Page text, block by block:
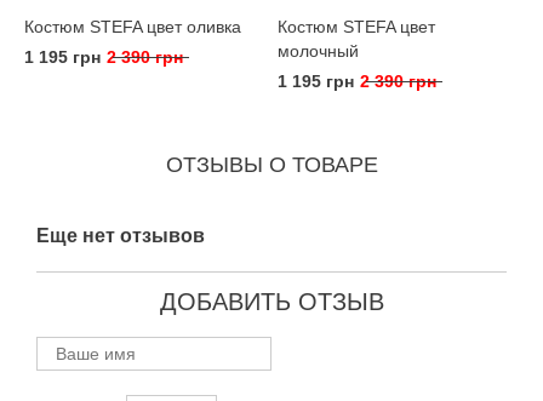
Костюм STEFA цвет оливка
1 195 грн 2 390 грн
Костюм STEFA цвет
молочный
1 195 грн 2 390 грн
ОТЗЫВЫ О ТОВАРЕ
Еще нет отзывов
ДОБАВИТЬ ОТЗЫВ